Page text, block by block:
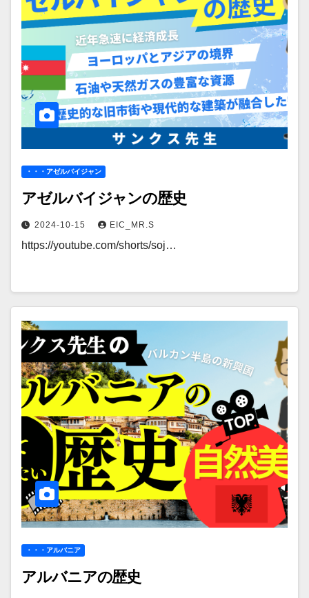
・・・アゼルバイジャン
アゼルバイジャンの歴史
2024-10-15 EIC_MR.S
https://youtube.com/shorts/soj…
・・・アルバニア
アルバニアの歴史